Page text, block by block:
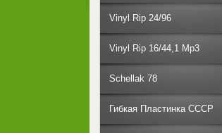
Vinyl Rip 24/96
Vinyl Rip 16/44,1 Mp3
Schellak 78
Гибкая Пластинка СССР